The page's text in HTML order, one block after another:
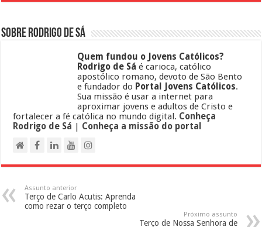
Sobre Rodrigo de Sá
Quem fundou o Jovens Católicos?
Rodrigo de Sá é carioca, católico
apostólico romano, devoto de São Bento
e fundador do Portal Jovens Católicos.
Sua missão é usar a internet para
aproximar jovens e adultos de Cristo e
fortalecer a fé católica no mundo digital. Conheça
Rodrigo de Sá | Conheça a missão do portal
Assunto anterior
Terço de Carlo Acutis: Aprenda
como rezar o terço completo
Próximo assunto
Terço de Nossa Senhora de